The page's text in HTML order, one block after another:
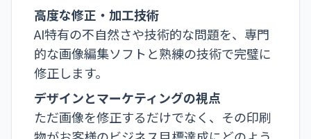
高度な修正・加工技術
AI特有の不自然さや技術的な問題を、専門
的な画像編集ソフトと熟練の技術で完璧に
修正します。
デザインとマーケティングの視点
ただ画像を修正するだけでなく、その印刷